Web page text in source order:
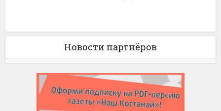
Новости партнёров